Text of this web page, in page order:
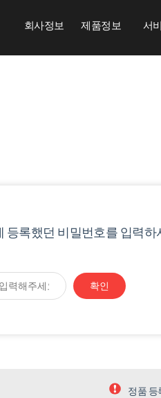
회사정보 제품정보 서
록했던 비밀번호를 입력
정품 등